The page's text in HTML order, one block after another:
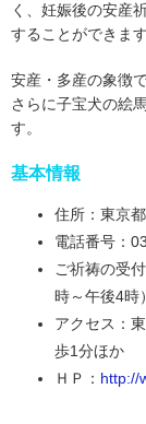
く、妊娠後の安産
することができます
安産・多産の象徴
さらに子宝犬の絵
す。
基本情報
住所：東京
電話番号：
ご祈祷の受
時～午後4時）
アクセス：
歩1分ほか
ＨＰ： http://